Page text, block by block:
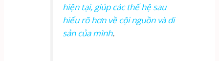
hiện tại, giúp các thế hệ sau
hiểu rõ hơn về cội nguồn và di
sản của mình.